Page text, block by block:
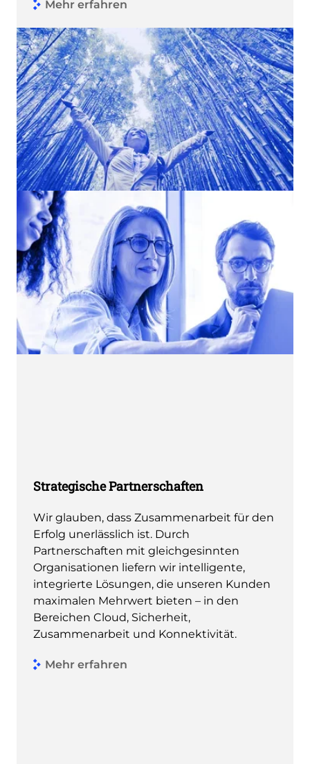
Mehr erfahren
Strategische Partnerschaften
Wir glauben, dass Zusammenarbeit für den
Erfolg unerlässlich ist. Durch
Partnerschaften mit gleichgesinnten
Organisationen liefern wir intelligente,
integrierte Lösungen, die unseren Kunden
maximalen Mehrwert bieten – in den
Bereichen Cloud, Sicherheit,
Zusammenarbeit und Konnektivität.
Mehr erfahren